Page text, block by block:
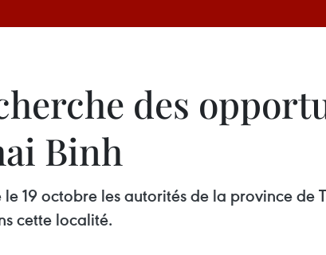
des
Binh
19 octobre les autorités de la province de
cette localité.